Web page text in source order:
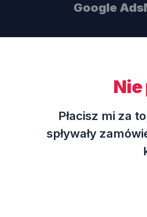
Google Ads
Nie
Płacisz mi za
spływały